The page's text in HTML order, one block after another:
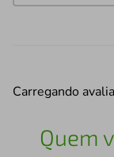
Carregando
Quem